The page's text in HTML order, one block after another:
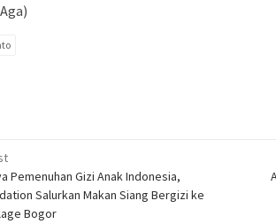
Pemenuhan Gizi Anak Indonesia,
Salurkan Makan Siang Bergizi ke
Bogor